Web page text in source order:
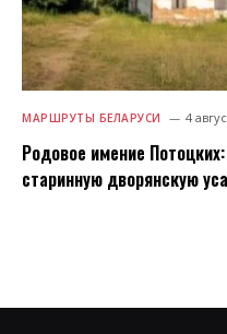
МАРШРУТЫ БЕЛАРУСИ 4
Родовое имение
старинную дворянскую